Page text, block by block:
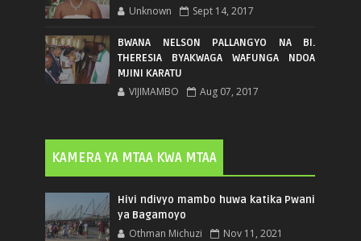
Unknown Sept 14, 2017
BWANA NELSON PALLANGYO NA BI.
THERESIA BYAKWAGA WAFUNGA NDOA
MJINI KARATU
VIJIMAMBO Aug 07, 2017
KAMERA YA MTAA KWA MTAA
Hivi ndivyo mambo huwa katika Pwani
ya Bagamoyo
Othman Michuzi Nov 11, 2021